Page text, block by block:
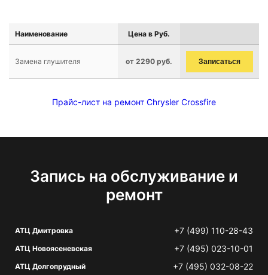
Наименование Цена в Руб.
Замена глушителя от 2290 руб. Записаться
Прайс-лист на ремонт Chrysler Crossfire
Запись на обслуживание и
ремонт
АТЦ Дмитровка +7 (499) 110-28-43
АТЦ Новоясеневская +7 (495) 023-10-01
АТЦ Долгопрудный +7 (495) 032-08-22